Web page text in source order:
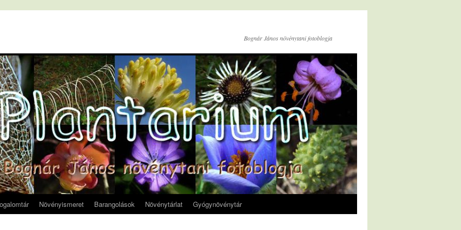
Bognár János növénytani fotoblogja
Növényismeret Barangolások Növénytárlat Gyógynövénytár